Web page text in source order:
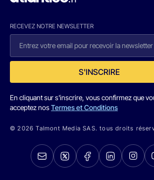
RECEVEZ NOTRE NEWSLETTER
S'INSCRIRE
En cliquant sur s'inscrire, vous confirmez que
acceptez nosTermes et Conditions
© 2026 Talmont Media SAS. tous droits